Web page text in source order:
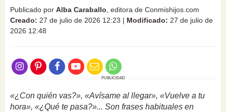
Publicado por Alba Caraballo , editora de Conmishijos.com
Creado: 27 de julio de 2026 12:23 | Modificado: 27 de julio de
2026 12:48
PUBLICIDAD
«¿Con quién vas?», «Avísame al llegar», «Vuelve a tu
hora», «¿Qué te pasa?»... Son frases habituales en